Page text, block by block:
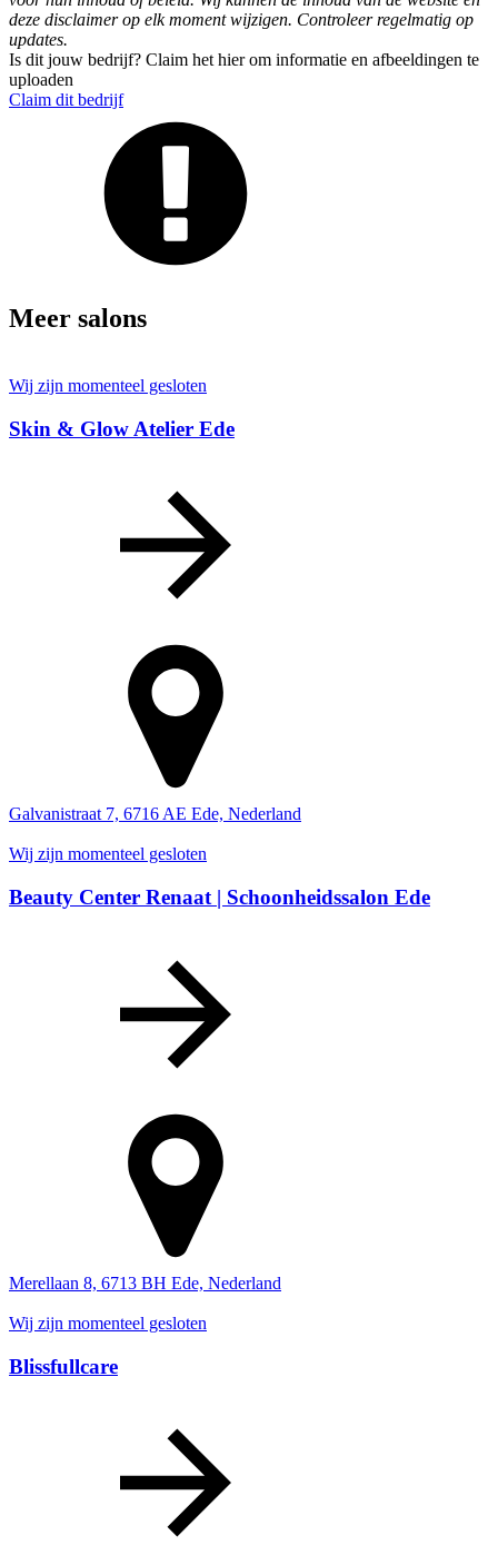
deze disclaimer op elk moment wijzigen. Controleer regelmatig op
updates.
Is dit jouw bedrijf? Claim het hier om informatie en afbeeldingen te
uploaden
Claim dit bedrijf
Meer salons
Wij zijn momenteel gesloten
Skin & Glow Atelier Ede
Galvanistraat 7, 6716 AE Ede, Nederland
Wij zijn momenteel gesloten
Beauty Center Renaat | Schoonheidssalon Ede
Merellaan 8, 6713 BH Ede, Nederland
Wij zijn momenteel gesloten
Blissfullcare